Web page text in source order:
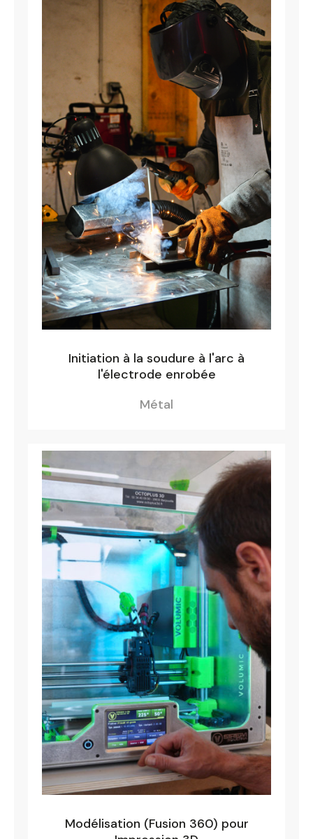
Initiation à la soudure à l'arc à
l'électrode enrobée
Métal
Modélisation (Fusion 360) pour
Filtrer par
Fermer